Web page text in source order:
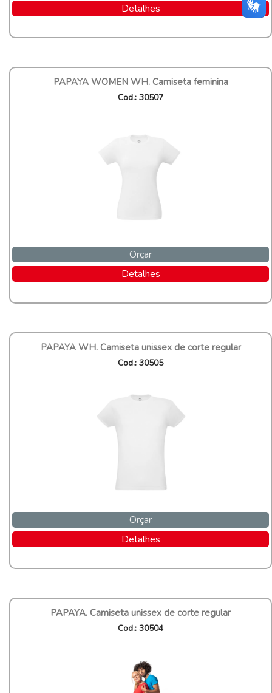
Detalhes
PAPAYA WOMEN WH. Camiseta feminina
Cod.: 30507
Orçar
Detalhes
PAPAYA WH. Camiseta unissex de corte regular
Cod.: 30505
Orçar
Detalhes
PAPAYA. Camiseta unissex de corte regular
Cod.: 30504